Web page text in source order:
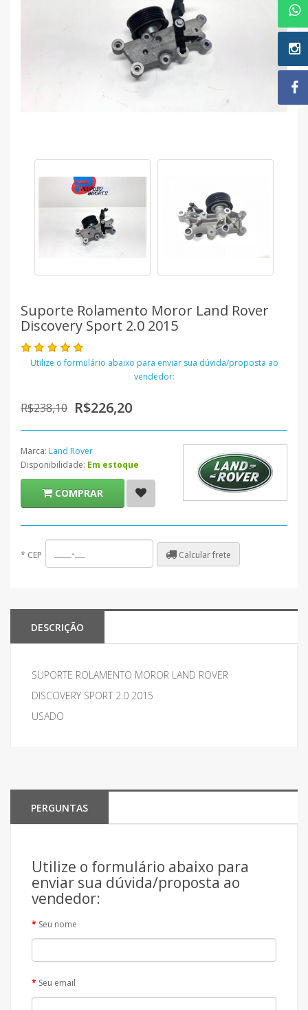
Suporte Rolamento Moror Land Rover
Discovery Sport 2.0 2015
Utilize o formulário abaixo para enviar sua dúvida/proposta ao
vendedor:
R$238,10 R$226,20
Marca: Land Rover
Disponibilidade: Em estoque
COMPRAR
* CEP Calcular frete
DESCRIÇÃO
SUPORTE ROLAMENTO MOROR LAND ROVER
DISCOVERY SPORT 2.0 2015
USADO
PERGUNTAS
Utilize o formulário abaixo para
enviar sua dúvida/proposta ao
vendedor:
Seu nome
Seu email